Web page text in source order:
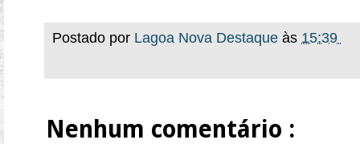
Postado por Lagoa Nova Destaque às 15:39
Nenhum comentário :